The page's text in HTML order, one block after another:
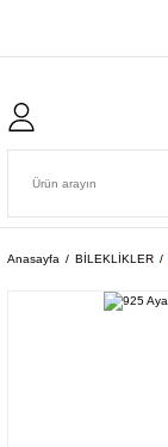
Anasayfa BİLEKLİKLER